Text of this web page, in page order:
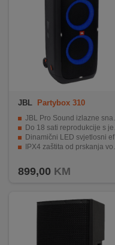
JBL Partybox 310
JBL Pro Sound izlazne snage 240 W RMS
Do 18 sati reprodukcije s jednim punjenjem
Dinamični LED svjetlosni efekti sinkronizirani s muzikom
IPX4 zaštita od prskanja vode za korištenje na otvorenom
899,00 KM